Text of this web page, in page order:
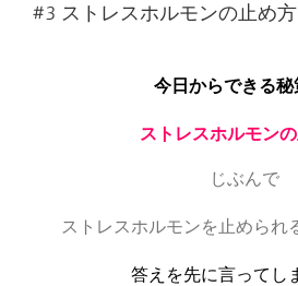
#3 ストレスホルモンの止め方
今日からできる秘
ストレスホルモン
じぶんで
ストレスホルモンを止められ
答えを先に言ってし